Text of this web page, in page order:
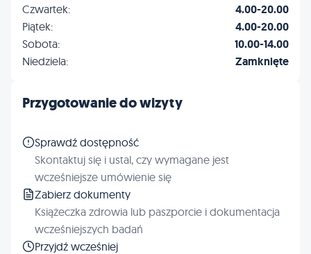
Czwartek: 4.00-20.00
Piątek: 4.00-20.00
Sobota: 10.00-14.00
Niedziela: Zamknięte
Przygotowanie do wizyty
Sprawdź dostępność
Skontaktuj się i ustal, czy wymagane jest
wcześniejsze umówienie się
Zabierz dokumenty
Książeczka zdrowia lub paszporcie i dokumentacja
wcześniejszych badań
Przyjdź wcześniej